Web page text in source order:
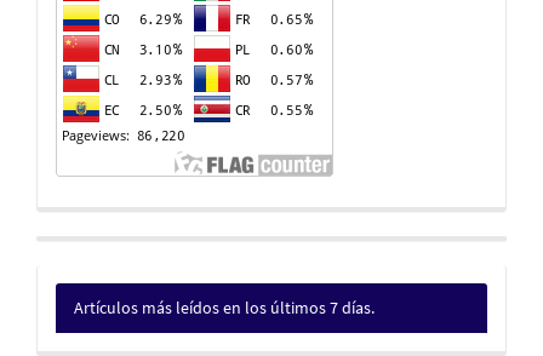
Artículos más leídos en los últimos 7 días.